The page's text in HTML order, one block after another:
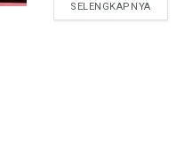
SELENGKAPNYA